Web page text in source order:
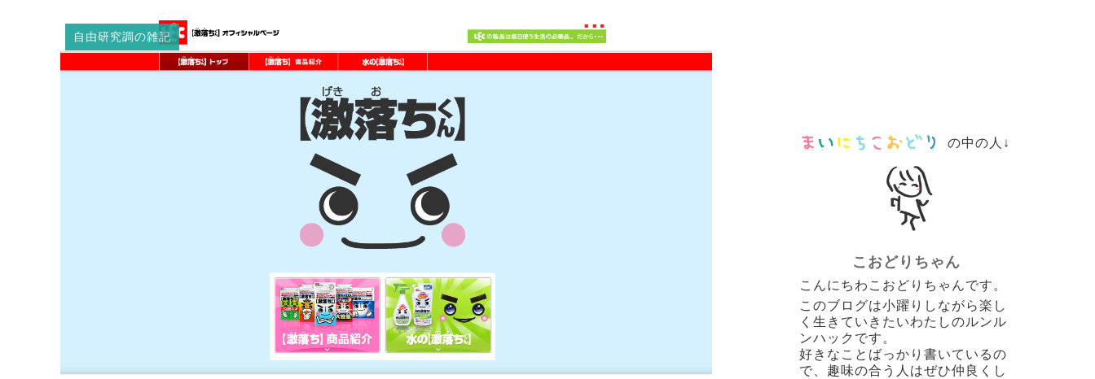
自由研究調の雑記
の中の人↓
こおどりちゃん
こんにちわこおどりちゃんです。
このブログは小躍りしながら楽し
く生きていきたいわたしのルンル
ンハックです。
好きなことばっかり書いているの
で、趣味の合う人はぜひ仲良くし